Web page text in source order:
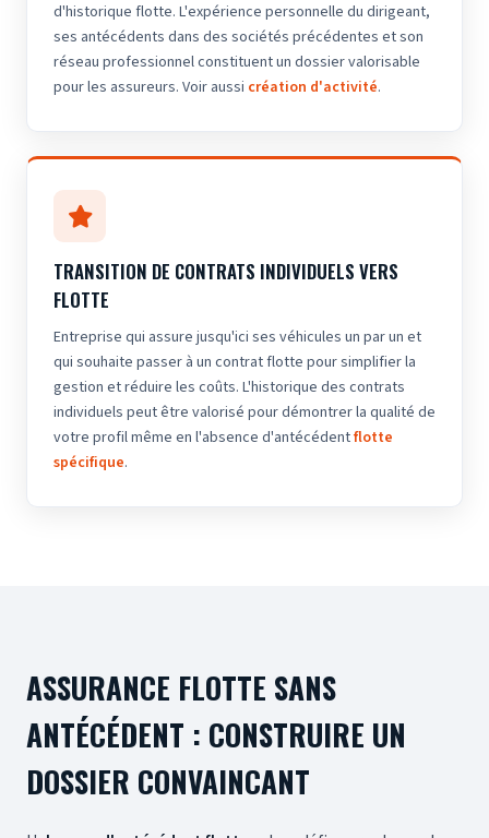
d'historique flotte. L'expérience personnelle du dirigeant,
ses antécédents dans des sociétés précédentes et son
réseau professionnel constituent un dossier valorisable
pour les assureurs. Voir aussi création d'activité.
TRANSITION DE CONTRATS INDIVIDUELS VERS
FLOTTE
Entreprise qui assure jusqu'ici ses véhicules un par un et
qui souhaite passer à un contrat flotte pour simplifier la
gestion et réduire les coûts. L'historique des contrats
individuels peut être valorisé pour démontrer la qualité de
votre profil même en l'absence d'antécédentflotte
spécifique.
ASSURANCE FLOTTE SANS
ANTÉCÉDENT : CONSTRUIRE UN
DOSSIER CONVAINCANT